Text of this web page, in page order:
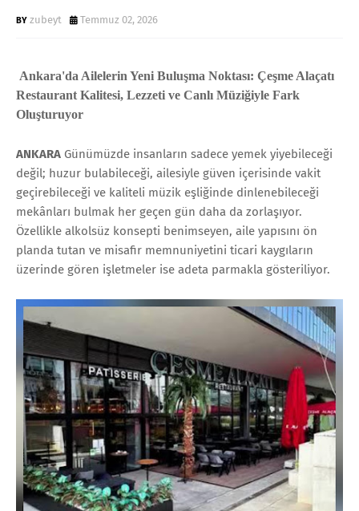
zubeyt Temmuz 02, 2026
Ankara'da Ailelerin Yeni Buluşma Noktası: Çeşme Alaçatı
Restaurant Kalitesi, Lezzeti ve Canlı Müziğiyle Fark
Oluşturuyor
ANKARA Günümüzde insanların sadece yemek yiyebileceği
değil; huzur bulabileceği, ailesiyle güven içerisinde vakit
geçirebileceği ve kaliteli müzik eşliğinde dinlenebileceği
mekânları bulmak her geçen gün daha da zorlaşıyor.
Özellikle alkolsüz konsepti benimseyen, aile yapısını ön
planda tutan ve misafir memnuniyetini ticari kaygıların
üzerinde gören işletmeler ise adeta parmakla gösteriliyor.